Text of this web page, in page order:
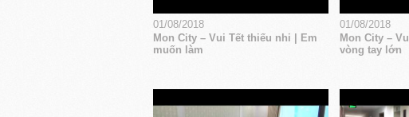
01/08/2018
Mon City – Vui Tết thiếu nhi | Em
muốn làm
01/08/2018
Mon City –
vòng tay lớn